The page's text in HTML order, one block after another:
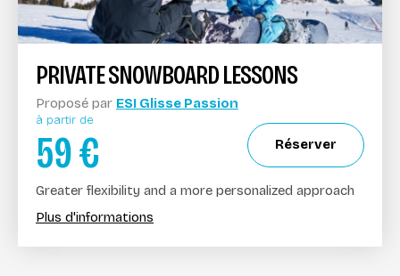
PRIVATE SNOWBOARD LESSONS
Proposé par ESI Glisse Passion
à partir de
59€ Réserver
Greater flexibility and a more personalized approach
Plus d'informations